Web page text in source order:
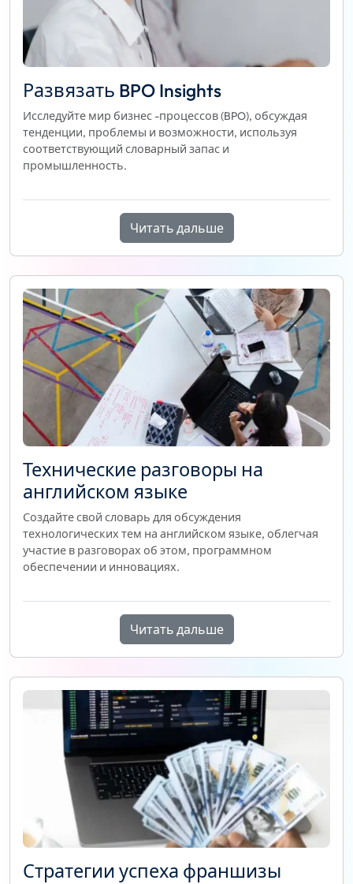
Развязать BPO Insights
Исследуйте мир бизнес -процессов (BPO), обсуждая
тенденции, проблемы и возможности, используя
соответствующий словарный запас и
промышленность.
Читать дальше
Технические разговоры на
английском языке
Создайте свой словарь для обсуждения
технологических тем на английском языке, облегчая
участие в разговорах об этом, программном
обеспечении и инновациях.
Читать дальше
Стратегии успеха франшизы